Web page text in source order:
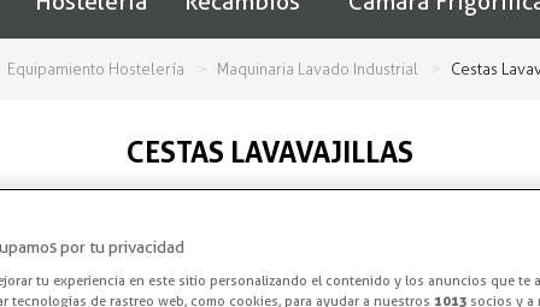
Equipamiento Hostelería Maquinaria Lavado Industrial Cestas
CESTAS LAVAVAJILLAS
cestas de diferentes medidas, suplementos para
de lo que esperas. Los fabricantes más reconocidos del
por tu privacidad
tu experiencia en este sitio personalizando el contenido y los anuncios que te
tecnologías de rastreo web, como cookies, para ayudar a nuestros 1013 socios y a